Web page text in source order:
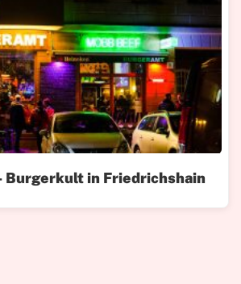
Burgerkult in Friedrichshain